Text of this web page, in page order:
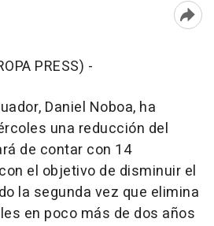
PRESS) -
Daniel Noboa, ha
una reducción del
de contar con 14
el objetivo de disminuir el
la segunda vez que elimina
en poco más de dos años